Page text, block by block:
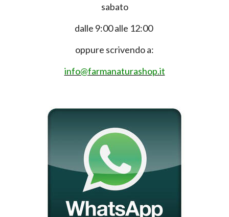
sabato
dalle 9:00 alle 12:00
oppure scrivendo a:
info@farmanaturashop.it